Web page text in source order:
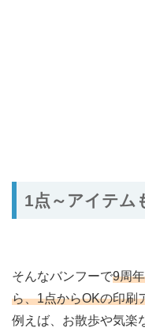
1点～アイテム
そんなバンフーで9周
ら、1点からOKの印刷
例えば、お散歩や気楽